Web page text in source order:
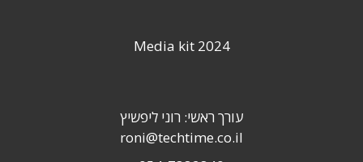
Media kit 2024
עורך ראשי: רוני ליפשיץ
roni@techtime.co.il